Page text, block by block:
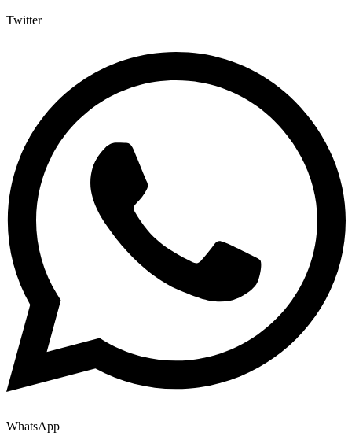
Twitter
WhatsApp